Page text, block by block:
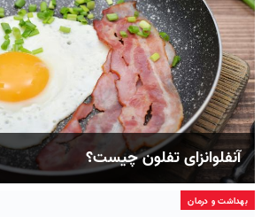
آنفلوانزای تفلون چیست؟
بهداشت و درمان